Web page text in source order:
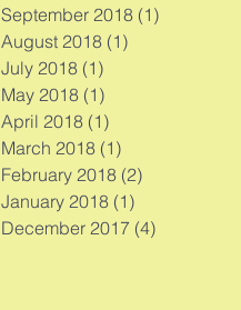
September 2018 (1)
August 2018 (1)
July 2018 (1)
May 2018 (1)
April 2018 (1)
March 2018 (1)
February 2018 (2)
January 2018 (1)
December 2017 (4)